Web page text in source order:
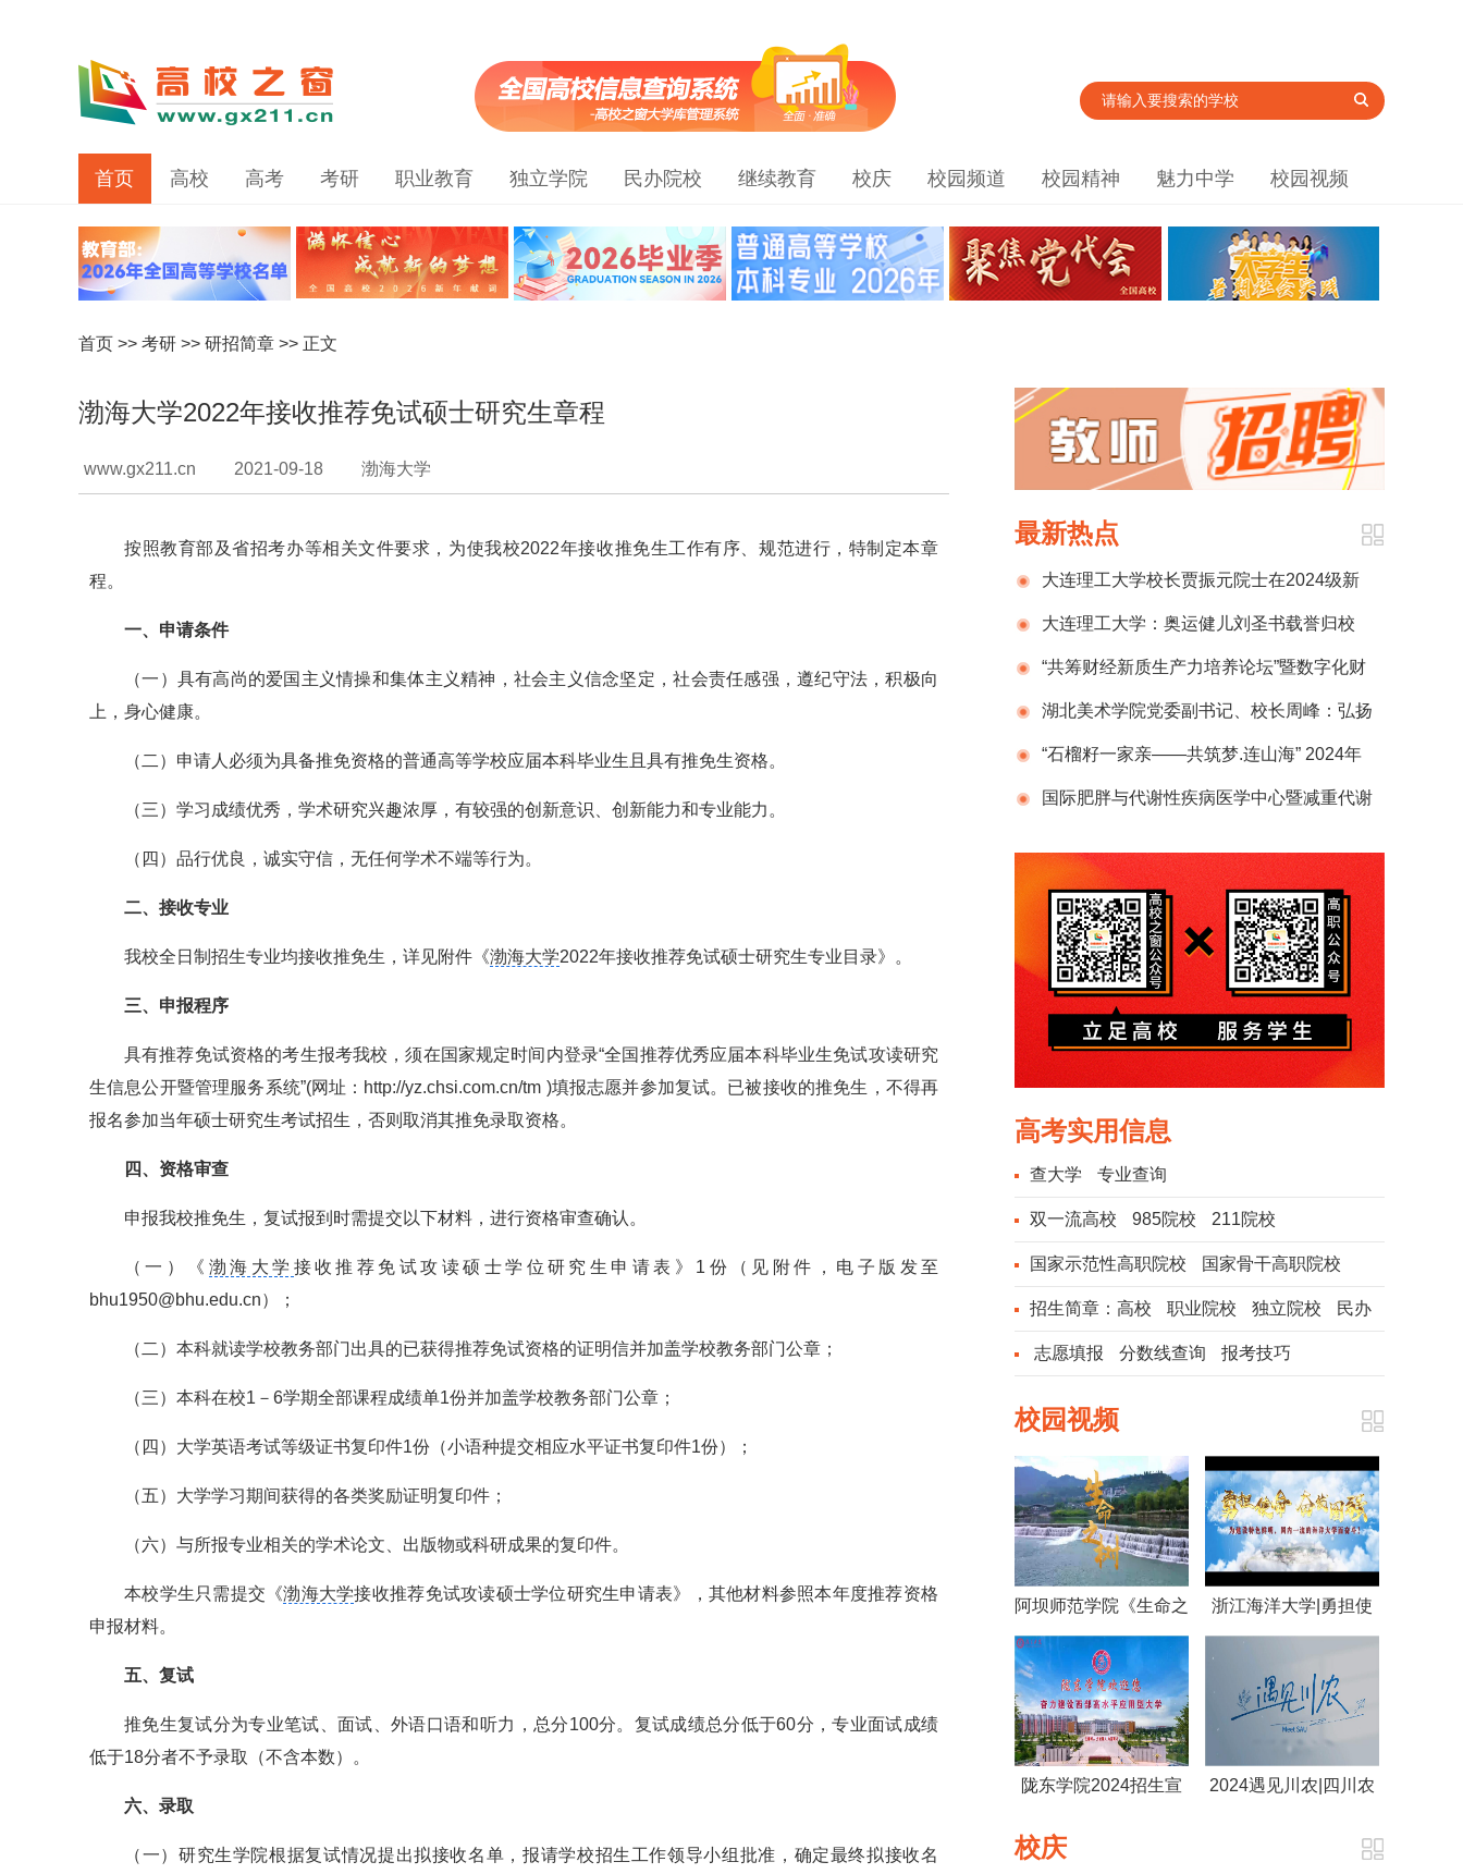
首页 高校 高考 考研 职业教育 独立学院 民办院校 继续教育 校庆 校园频道 校园精神 魅力中学 校园视频
首页 >> 考研 >> 研招简章 >> 正文
渤海大学2022年接收推荐免试硕士研究生章程
www.gx211.cn 2021-09-18 渤海大学
按照教育部及省招考办等相关文件要求，为使我校2022年接收推免生工作有序、规范进行，特制定本章
程。
一、申请条件
（一）具有高尚的爱国主义情操和集体主义精神，社会主义信念坚定，社会责任感强，遵纪守法，积极向
上，身心健康。
（二）申请人必须为具备推免资格的普通高等学校应届本科毕业生且具有推免生资格。
（三）学习成绩优秀，学术研究兴趣浓厚，有较强的创新意识、创新能力和专业能力。
（四）品行优良，诚实守信，无任何学术不端等行为。
二、接收专业
我校全日制招生专业均接收推免生，详见附件《渤海大学2022年接收推荐免试硕士研究生专业目录》。
三、申报程序
具有推荐免试资格的考生报考我校，须在国家规定时间内登录“全国推荐优秀应届本科毕业生免试攻读研究
生信息公开暨管理服务系统”(网址：http://yz.chsi.com.cn/tm )填报志愿并参加复试。已被接收的推免生，不得再
报名参加当年硕士研究生考试招生，否则取消其推免录取资格。
四、资格审查
申报我校推免生，复试报到时需提交以下材料，进行资格审查确认。
（一）《 渤海大学 接收推荐免试攻读硕士学位研究生申请表》1份（见附件，电子版发至
bhu1950@bhu.edu.cn）；
（二）本科就读学校教务部门出具的已获得推荐免试资格的证明信并加盖学校教务部门公章；
（三）本科在校1－6学期全部课程成绩单1份并加盖学校教务部门公章；
（四）大学英语考试等级证书复印件1份（小语种提交相应水平证书复印件1份）；
（五）大学学习期间获得的各类奖励证明复印件；
（六）与所报专业相关的学术论文、出版物或科研成果的复印件。
本校学生只需提交《渤海大学接收推荐免试攻读硕士学位研究生申请表》，其他材料参照本年度推荐资格
申报材料。
五、复试
推免生复试分为专业笔试、面试、外语口语和听力，总分100分。复试成绩总分低于60分，专业面试成绩
低于18分者不予录取（不含本数）。
六、录取
（一）研究生学院根据复试情况提出拟接收名单，报请学校招生工作领导小组批准，确定最终拟接收名
最新热点
大连理工大学校长贾振元院士在2024级新
生开学典礼上的致辞
大连理工大学：奥运健儿刘圣书载誉归校
“共筹财经新质生产力培养论坛”暨数字化财
税行业产教融合共同体2024年半年度总结计划
发布会在京成功举办
湖北美术学院党委副书记、校长周峰：弘扬
新时代教育家精神 锻造新百年湖美良师
“石榴籽一家亲——共筑梦.连山海” 2024年
那曲市小学生赴辽宁社会实践活动圆满结束
国际肥胖与代谢性疾病医学中心暨减重代谢
新征程
高考实用信息
查大学 专业查询
双一流高校 985院校 211院校
国家示范性高职院校 国家骨干高职院校
招生简章： 高校 职业院校 独立院校 民办
院校志愿填报 分数线查询 报考技巧
校园视频
阿坝师范学院《生命之
树》
浙江海洋大学|勇担使
色鲜明，国内一流的海
洋大学而奋斗！
陇东学院2024招生宣 2024遇见川农|四川农
校庆